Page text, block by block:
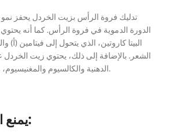
تدليك فروة الرأس بزيت الخردل يحفز
الدورة الدموية في فروة الرأس. كما أنه
البيتا كاروتين، الذي يتحول إلى فيتامين (أ)
الشعر. بالإضافة إلى ذلك، يحتوي زيت الخردل
الدهنية والكالسيوم والمغنيسيوم، والتي تعزز نمو الشعر.
يمنع الشيب المبكر: